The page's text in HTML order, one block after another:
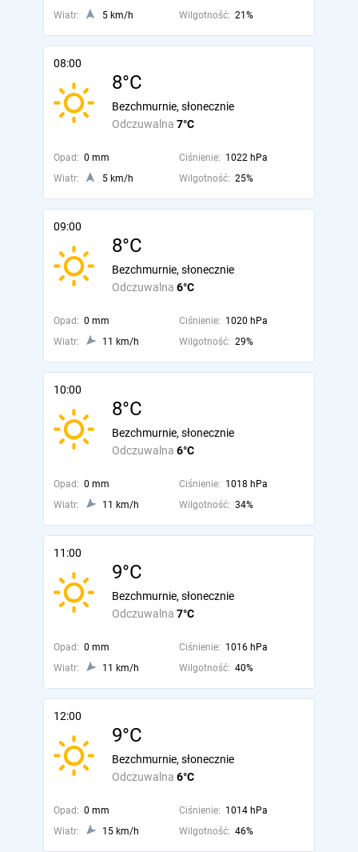
Wiatr: 5 km/h Wilgotność: 21%
08:00
8°C
Odczuwalna 7°C
Bezchmurnie, słonecznie
Opad: 0 mm Ciśnienie: 1022 hPa
Wiatr:
5 km/h Wilgotność: 25%
09:00
8°C
Odczuwalna 6°C
Bezchmurnie, słonecznie
Opad: 0 mm Ciśnienie: 1020 hPa
Wiatr:
11 km/h Wilgotność: 29%
10:00
8°C
Odczuwalna 6°C
Bezchmurnie, słonecznie
Opad: 0 mm Ciśnienie: 1018 hPa
Wiatr:
11 km/h Wilgotność: 34%
11:00
9°C
Odczuwalna 7°C
Bezchmurnie, słonecznie
Opad: 0 mm Ciśnienie: 1016 hPa
Wiatr:
11 km/h Wilgotność: 40%
12:00
9°C
Odczuwalna 6°C
Bezchmurnie, słonecznie
Opad: 0 mm Ciśnienie: 1014 hPa
Wiatr:
15 km/h Wilgotność: 46%